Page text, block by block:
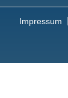
Impressum